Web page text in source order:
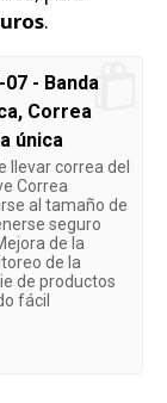
.
- Banda
Correa
única
llevar correa del
Correa
al tamaño de
seguro
de la
de la
de productos
fácil